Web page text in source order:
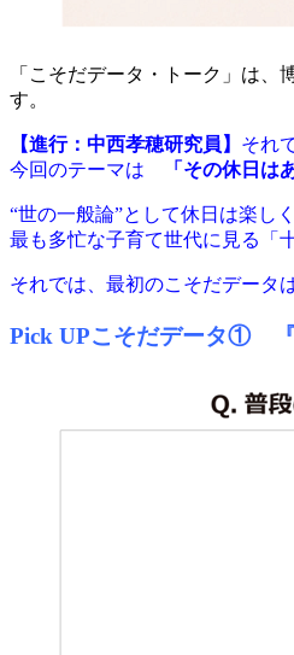
「こそだデータ・トーク」は、
す。
【進行：中西孝穂研究員】 それ
今回のテーマは
「その休日
“世の一般論”として休日は楽し
最も多忙な子育て世代に見る「
それでは、最初のこそだデータ
Pick UPこそだデータ① 『